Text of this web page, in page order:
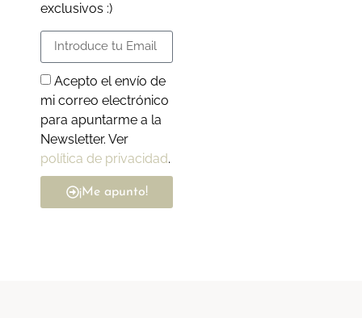
exclusivos :)
Acepto el envío de
mi correo electrónico
para apuntarme a la
Newsletter. Ver
política de privacidad.
¡Me apunto!